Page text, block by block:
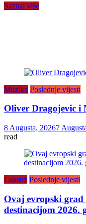
Saznaj više
Muzika Poslednje vijesti
Oliver Dragojevic i
8 Augusta, 20267
read
Luksuz Poslednje vijesti
Ovaj evropski
destinacijom 2026.